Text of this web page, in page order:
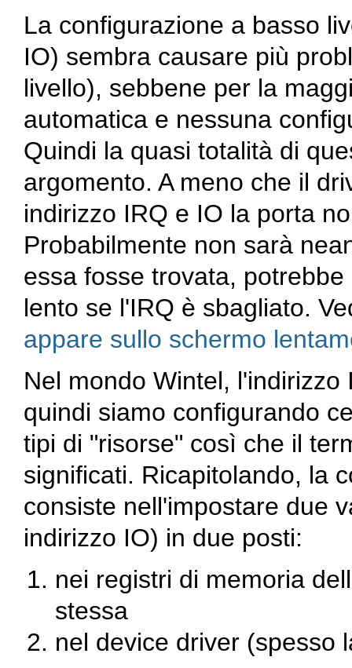
La configurazione a basso
IO) sembra causare più
livello), sebbene per la
automatica e nessuna
Quindi la quasi totalità di
argomento. A meno che il
indirizzo IRQ e IO la porta
Probabilmente non sarà
essa fosse trovata,
lento se l'IRQ è sbagliato.
appare sullo schermo
Nel mondo Wintel,
quindi siamo configurando
tipi di "risorse" così che il
significati. Ricapitolando, la
consiste nell'impostare due
indirizzo IO) in due posti:
nei registri di memoria
stessa
nel device driver (spesso